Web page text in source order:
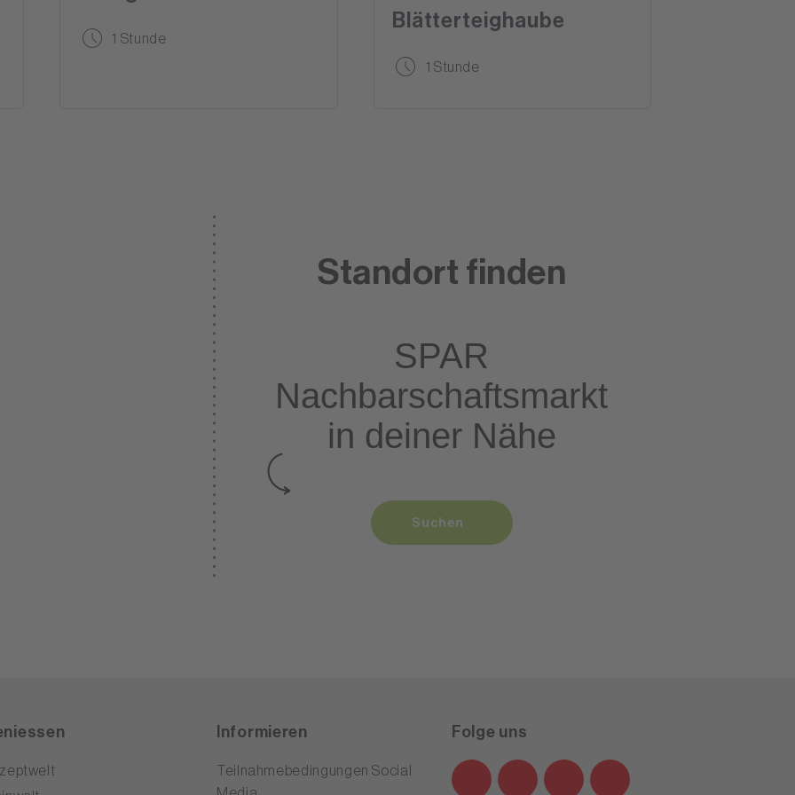
1 Stunde
Blätterteighaube
1 Stunde
Standort finden
SPAR
Nachbarschaftsmarkt
in deiner Nähe
Suchen
Informieren
Teilnahmebedingungen Social
Folge uns